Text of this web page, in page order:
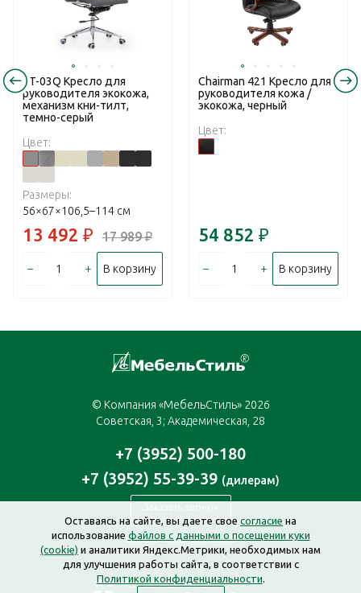
RT-03Q Кресло для
руководителя экокожа,
механизм кни-тилт,
темно-серый
Цвет:
Размеры:
56×67×106,5–114 см
13 492 ₽ 17 989₽
– + В корзину
Chairman 421 Кресло для
руководителя кожа /
экокожа, черный
Цвет:
54 852 ₽
– + В корзину
© Компания «МебельСтиль» 2026
Советская, 3; Академическая, 28
+7 (3952) 500-180
+7 (3952) 55-39-39 (дилерам)
Заказать звонок
irkutsk@mebelstyle.ru
Создание сайта —
Оставаясь на сайте, вы даете свое согласие на
использованиефайлов с данными о посещении куки
(cookie) и аналитики Яндекс.Метрики, необходимых нам
для улучшения работы сайта, в соответствии с
Политикой конфиденциальности.